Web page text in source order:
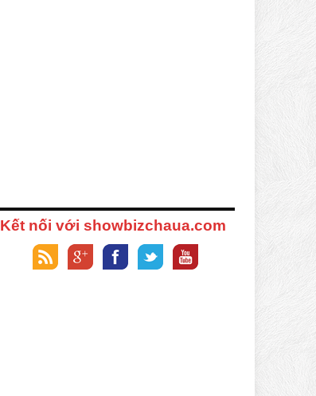
Kết nối với showbizchaua.com